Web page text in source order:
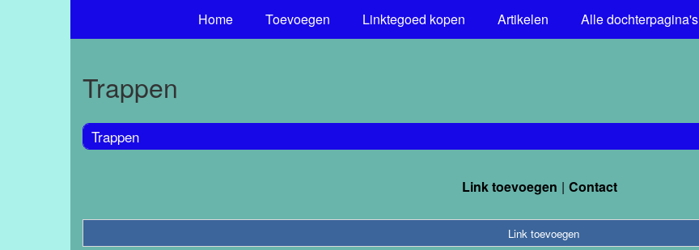
Home Toevoegen Linktegoed kopen Artikelen Alle dochterpagina's
Trappen
Trappen
Link toevoegen Contact
Link toevoegen